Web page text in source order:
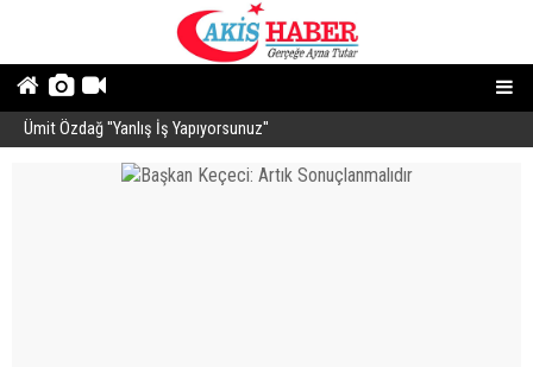
Ümit Özdağ ''Yanlış İş Yapıyorsunuz''